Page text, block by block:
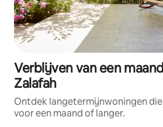
Verblijven van een
Zalafah
Ontdek langetermijnwoningen die
voor een maand of langer.